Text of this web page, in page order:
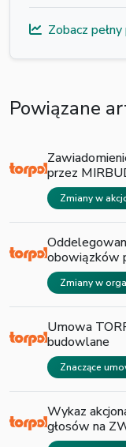
Zobacz
Powiązane
przez
Zmiany w
obowiązków
Zmiany w
Umowa
budowlane
Znaczące
Wykaz
głosów na